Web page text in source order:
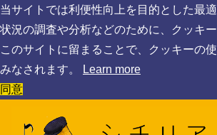
当サイトでは利便性向上を目的とした最
状況の調査や分析などのために、クッキ
このサイトに留まることで、クッキーの
みなされます。
Learn more
同意